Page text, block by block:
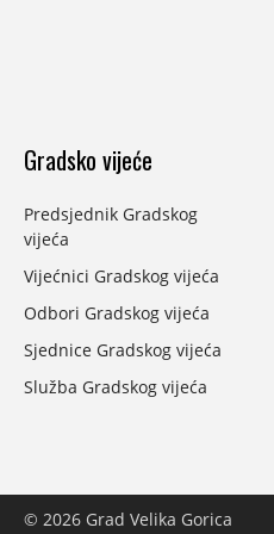
Gradsko vijeće
Predsjednik Gradskog
vijeća
Vijećnici Gradskog vijeća
Odbori Gradskog vijeća
Sjednice Gradskog vijeća
Služba Gradskog vijeća
© 2026 Grad Velika Gorica